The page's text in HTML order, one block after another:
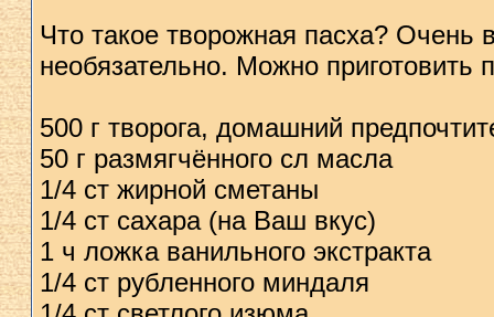
Что такое творожная пасха? Очень
необязательно. Можно приготовить
500 г творога, домашний
50 г размягчённого сл масла
1/4 ст жирной сметаны
1/4 ст сахара (на Ваш вкус)
1 ч ложка ванильного экстракта
1/4 ст рубленного миндаля